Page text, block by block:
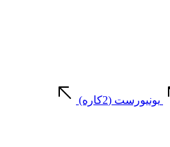
یونیورست (2کاره)